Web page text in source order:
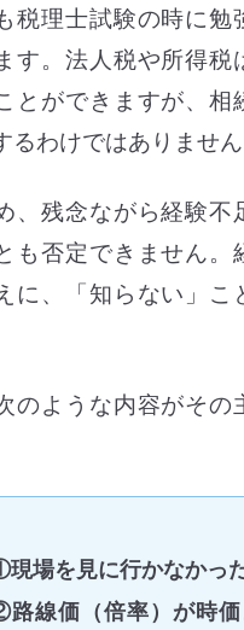
税理士試験の時に勉
す。法人税や所得税
とができますが、相
るわけではありません
、残念ながら経験不
も否定できません。
に、「知らない」こ
のような内容がその
場を見に行かなかっ
線価（倍率）が時